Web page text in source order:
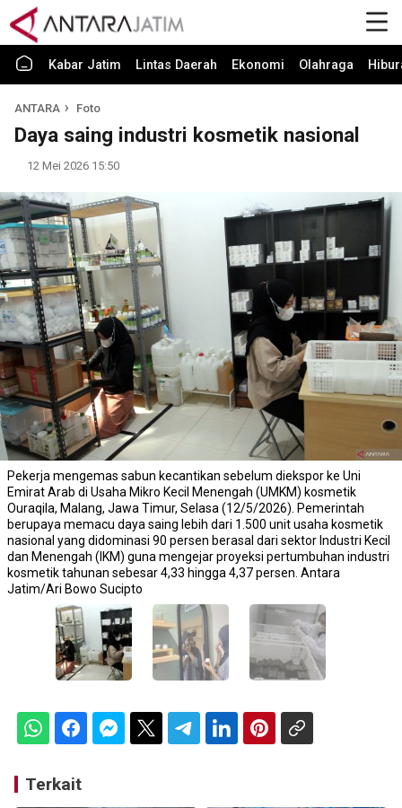
Kabar Jatim Lintas Daerah Ekonomi Olahraga
ANTARA Foto
Daya saing industri kosmetik nasional
12 Mei 2026 15:50
Pekerja mengemas sabun kecantikan sebelum diekspor ke Uni
Emirat Arab di Usaha Mikro Kecil Menengah (UMKM) kosmetik
Ouraqila, Malang, Jawa Timur, Selasa (12/5/2026). Pemerintah
berupaya memacu daya saing lebih dari 1.500 unit usaha kosmetik
nasional yang didominasi 90 persen berasal dari sektor Industri Kecil
dan Menengah (IKM) guna mengejar proyeksi pertumbuhan industri
kosmetik tahunan sebesar 4,33 hingga 4,37 persen. Antara
Jatim/Ari Bowo Sucipto
Terkait